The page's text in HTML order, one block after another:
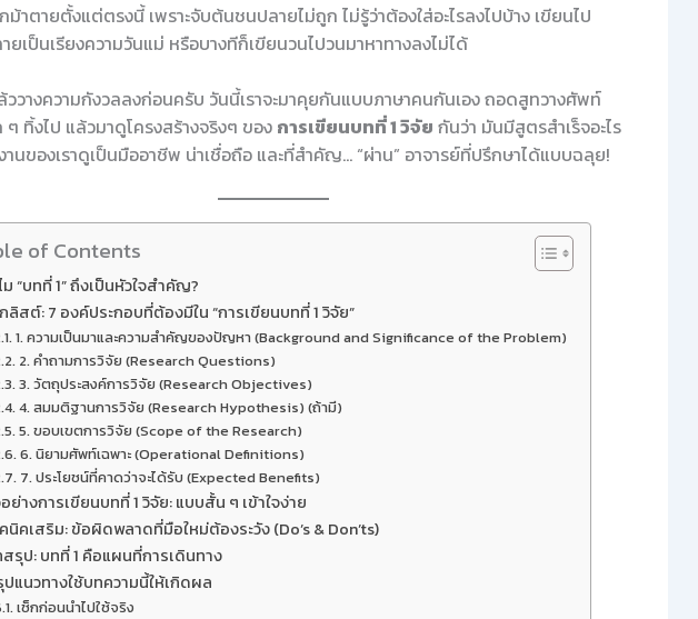
าตายตั้งแต่ตรงนี้ เพราะจับต้นชนปลายไม่ถูก ไม่รู้ว่าต้องใส่อะไรลงไปบ้าง เขียนไป
ยเป็นเรียงความวันแม่ หรือบางทีก็เขียนวนไปวนมาหาทางลงไม่ได้
ววางความกังวลลงก่อนครับ วันนี้เราจะมาคุยกันแบบภาษาคนกันเอง ถอดสูทวางศัพท์
ๆ ทิ้งไป แล้วมาดูโครงสร้างจริงๆ ของ การเขียนบทที่ 1 วิจัย กันว่า มันมีสูตรสำเร็จอะไร
านของเราดูเป็นมืออาชีพ น่าเชื่อถือ และที่สำคัญ… “ผ่าน” อาจารย์ที่ปรึกษาได้แบบฉลุย!
of Contents
ม “บทที่ 1” ถึงเป็นหัวใจสำคัญ?
ลิสต์: 7 องค์ประกอบที่ต้องมีใน “การเขียนบทที่ 1 วิจัย”
1. ความเป็นมาและความสำคัญของปัญหา (Background and Significance of the Problem)
2. คำถามการวิจัย (Research Questions)
3. วัตถุประสงค์การวิจัย (Research Objectives)
4. สมมติฐานการวิจัย (Research Hypothesis) (ถ้ามี)
5. ขอบเขตการวิจัย (Scope of the Research)
6. นิยามศัพท์เฉพาะ (Operational Definitions)
7. ประโยชน์ที่คาดว่าจะได้รับ (Expected Benefits)
ย่างการเขียนบทที่ 1 วิจัย: แบบสั้น ๆ เข้าใจง่าย
นิคเสริม: ข้อผิดพลาดที่มือใหม่ต้องระวัง (Do’s & Don’ts)
รุป: บทที่ 1 คือแผนที่การเดินทาง
แนวทางใช้บทความนี้ให้เกิดผล
เช็กก่อนนำไปใช้จริง